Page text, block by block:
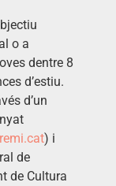
o a
dentre 8
d’estiu.
d’un
) i
de
de Cultura